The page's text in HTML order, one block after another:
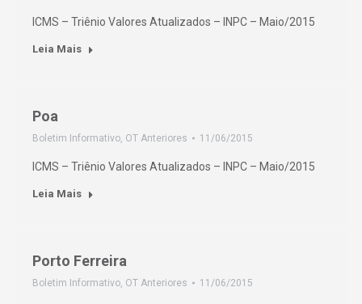
ICMS – Triênio Valores Atualizados – INPC – Maio/2015
Leia Mais
Poa
Boletim Informativo, OT Anteriores 11/06/2015
ICMS – Triênio Valores Atualizados – INPC – Maio/2015
Leia Mais
Porto Ferreira
Boletim Informativo, OT Anteriores 11/06/2015